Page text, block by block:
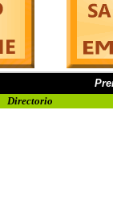
Directorio